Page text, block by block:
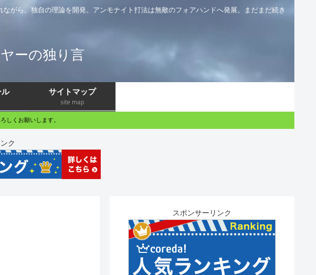
がら、独自の理論を開発。アンモナイト打法は無敵のフォアハンドへ発展。まだまだ続き
ーの独り言
ル
サイトマップ
site map
しくお願いします。
ク
スポンサーリンク